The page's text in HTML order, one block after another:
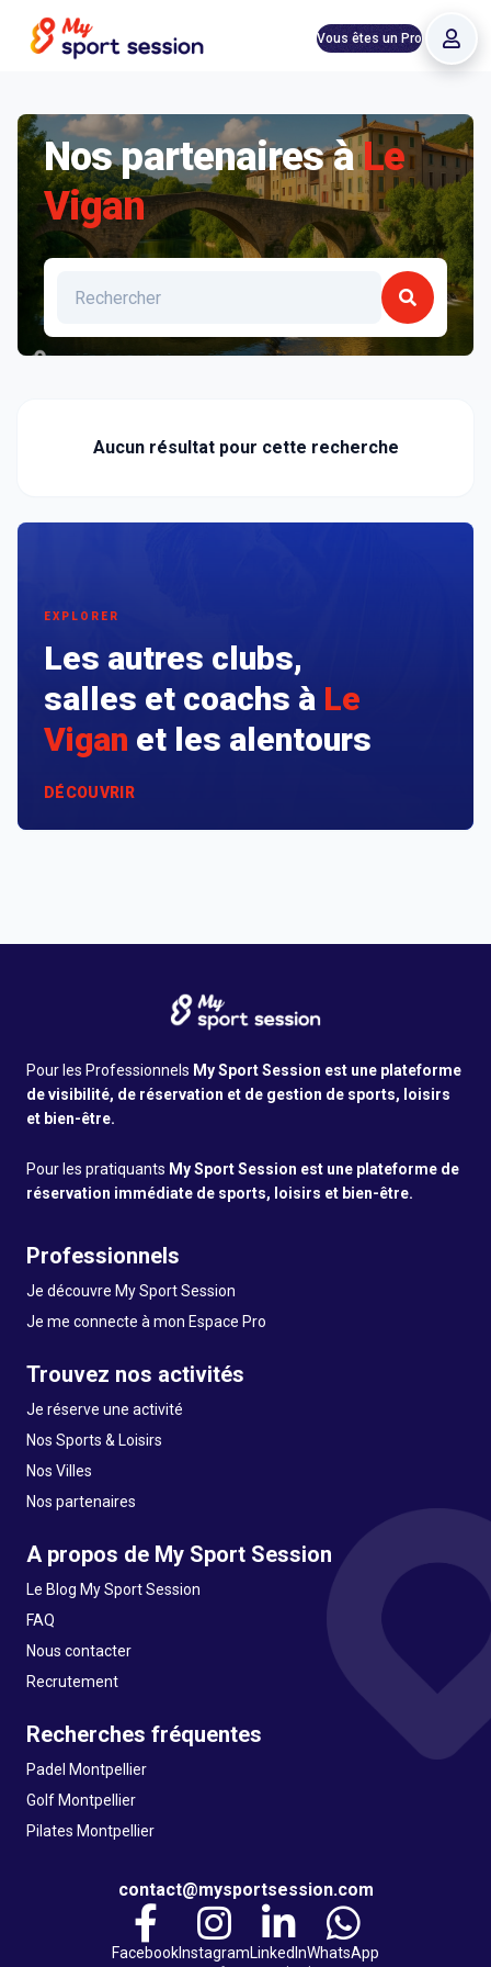
Vous êtes un Pro
Nos partenaires àLe
Vigan
Aucun résultat pour cette recherche
EXPLORER
Les autres clubs,
salles et coachs à Le
Vigan et les alentours
DÉCOUVRIR
Pour les Professionnels My Sport Session est une plateforme
de visibilité, de réservation et de gestion de sports, loisirs
et bien-être.
Pour les pratiquants My Sport Session est une plateforme de
réservation immédiate de sports, loisirs et bien-être.
Professionnels
Je découvre My Sport Session
Je me connecte à mon Espace Pro
Trouvez nos activités
Je réserve une activité
Nos Sports & Loisirs
Nos Villes
Nos partenaires
A propos de My Sport Session
Le Blog My Sport Session
FAQ
Nous contacter
Recrutement
Recherches fréquentes
Padel Montpellier
Golf Montpellier
Pilates Montpellier
contact@mysportsession.com
FacebookInstagramLinkedInWhatsApp